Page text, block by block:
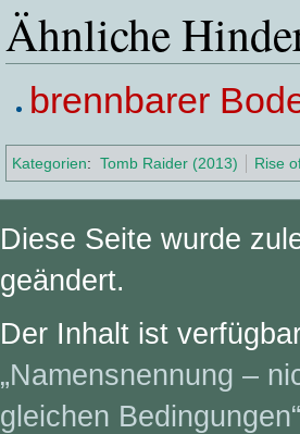
Ähnliche
brennbarer
Kategorien: Tomb Raider (2013) Rise
Diese Seite wurde
geändert.
Der Inhalt ist
„Namensnennung –
gleichen Bedingungen“